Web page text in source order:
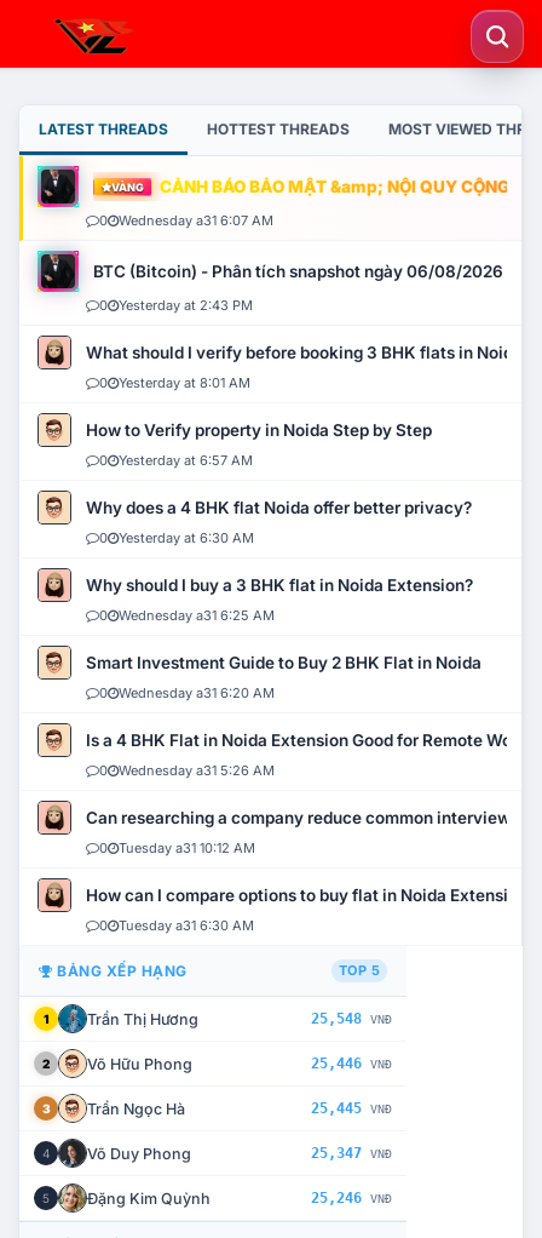
LATEST THREADS HOTTEST THREADS MOST VIEWED
VÀNG CẢNH BÁO BẢO MẬT &amp; NỘI QUY CỘNG
0 Wednesday a31 6:07 AM
BTC (Bitcoin) - Phân tích snapshot ngày 06/08/2026
0 Yesterday at 2:43 PM
What should I verify before booking 3 BHK flats in Noida?
0 Yesterday at 8:01 AM
How to Verify property in Noida Step by Step
0 Yesterday at 6:57 AM
Why does a 4 BHK flat Noida offer better privacy?
0 Yesterday at 6:30 AM
Why should I buy a 3 BHK flat in Noida Extension?
0 Wednesday a31 6:25 AM
Smart Investment Guide to Buy 2 BHK Flat in Noida
0 Wednesday a31 6:20 AM
Is a 4 BHK Flat in Noida Extension Good for Remote Work?
0 Wednesday a31 5:26 AM
Can researching a company reduce common interview
0 Tuesday a31 10:12 AM
How can I compare options to buy flat in Noida Extension?
0 Tuesday a31 6:30 AM
BẢNG XẾP HẠNG TOP 5
1 Trần Thị Hương 25,548 VNĐ
2 Võ Hữu Phong 25,446 VNĐ
3 Trần Ngọc Hà 25,445 VNĐ
4 Võ Duy Phong 25,347 VNĐ
5 Đặng Kim Quỳnh 25,246 VNĐ